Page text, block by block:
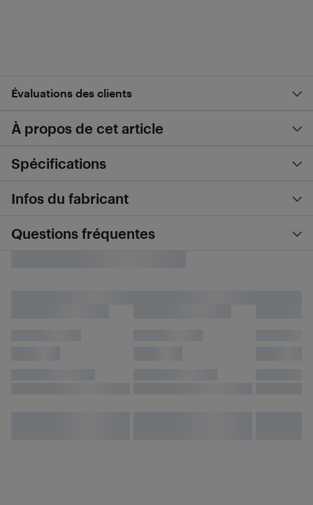
Évaluations des clients
À propos de cet article
Spécifications
Infos du fabricant
Questions fréquentes